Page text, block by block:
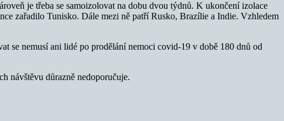
je třeba se samoizolovat na dobu dvou týdnů. K ukončení izolace
zařadilo Tunisko. Dále mezi ně patří Rusko, Brazílie a Indie. Vzhledem
se nemusí ani lidé po prodělání nemoci covid-19 v době 180 dnů od
návštěvu důrazně nedoporučuje.